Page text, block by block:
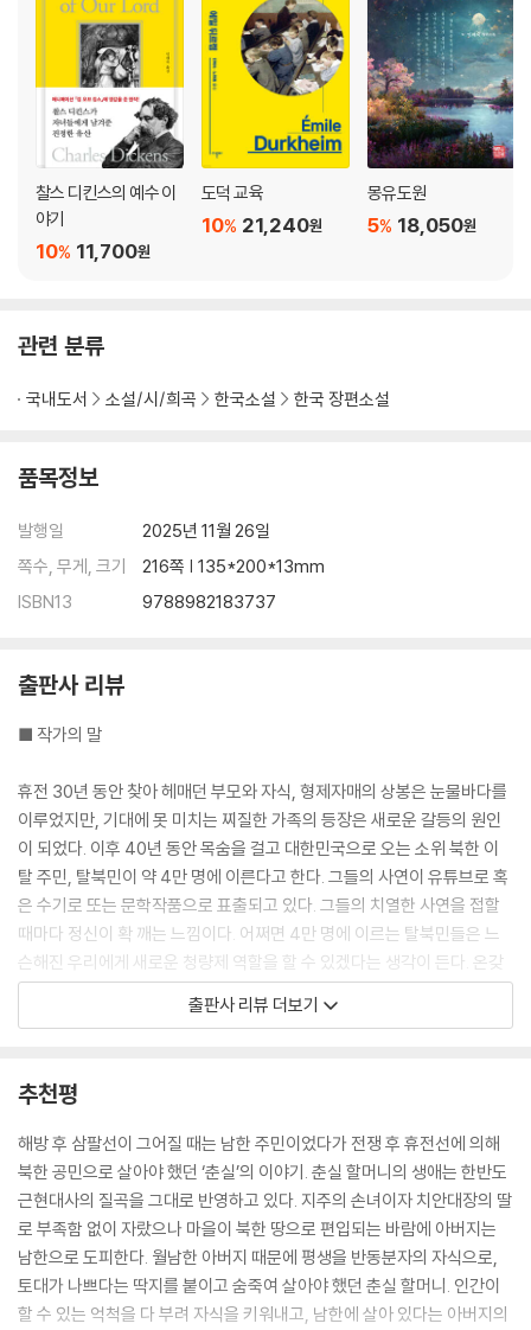
을 마주 대하고’ 싶은 춘실의 마음이 더욱 간절해 보인다. 제목에 적힌 느낌
이것 드셔보세요, 하며 춘실이 권하고 그래, 맛있구나, 하며 먹는 아버지의
모습을 그려본다. 작은 행복, 작은 위로, 누릴 수 없는 것……
찰스 디킨스의 예수 이
야기
11,700원
10%
도덕 교육
21,240원
10%
몽유도원
18,050원
5%
관련 분류
국내도서 소설/시/희곡 한국소설 한국 장편소설
품목정보
발행일
2025년 11월 26일
쪽수, 무게, 크기
216쪽 | 135*200*13mm
ISBN13
9788982183737
출판사 리뷰
■ 작가의 말
휴전 30년 동안 찾아 헤매던 부모와 자식, 형제자매의 상봉은 눈물바다를
이루었지만, 기대에 못 미치는 찌질한 가족의 등장은 새로운 갈등의 원인
이 되었다. 이후 40년 동안 목숨을 걸고 대한민국으로 오는 소위 북한 이
탈 주민, 탈북민이 약 4만 명에 이른다고 한다. 그들의 사연이 유튜브로 혹
은 수기로 또는 문학작품으로 표출되고 있다. 그들의 치열한 사연을 접할
때마다 정신이 확 깨는 느낌이다. 어쩌면 4만 명에 이르는 탈북민들은 느
슨해진 우리에게 새로운 청량제 역할을 할 수 있겠다는 생각이 든다. 온갖
어려움을 무릅쓰고 용감하게 질주해온 생명력이 이 땅에서 새롭게 꽃피우
생겨난 새로운 이산가족에게도 시간이 많이 남지 않아 안타깝다. ‘같은 민
족’이라는 말의 의미도 희미해지는 이 시대에, 안전지대에서 살아온 행운
이 다행스러우면서도 공연히 미안하다. 그 미안한 마음을 이 이야기에 꼭
꼭 담았다.
출판사 리뷰 더보기
추천평
해방 후 삼팔선이 그어질 때는 남한 주민이었다가 전쟁 후 휴전선에 의해
북한 공민으로 살아야 했던 ‘춘실’의 이야기. 춘실 할머니의 생애는 한반도
근현대사의 질곡을 그대로 반영하고 있다. 지주의 손녀이자 치안대장의 딸
로 부족함 없이 자랐으나 마을이 북한 땅으로 편입되는 바람에 아버지는
남한으로 도피한다. 월남한 아버지 때문에 평생을 반동분자의 자식으로,
토대가 나쁘다는 딱지를 붙이고 숨죽여 살아야 했던 춘실 할머니. 인간이
할 수 있는 억척을 다 부려 자식을 키워내고, 남한에 살아 있다는 아버지의